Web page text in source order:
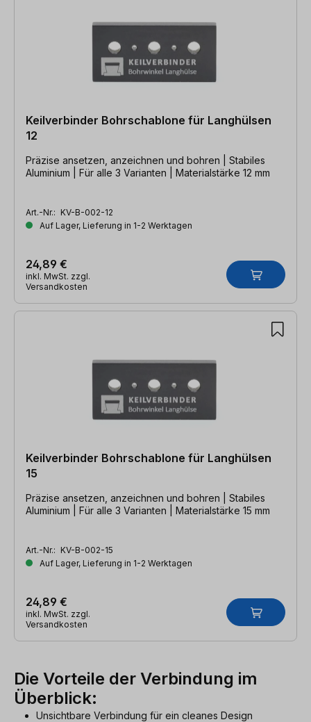
Keilverbinder Bohrschablone für Langhülsen
12
Präzise ansetzen, anzeichnen und bohren | Stabiles
Aluminium | Für alle 3 Varianten | Materialstärke 12 mm
Art.-Nr.: KV-B-002-12
Auf Lager, Lieferung in 1-2 Werktagen
24,89 €
inkl. MwSt. zzgl.
Versandkosten
Keilverbinder Bohrschablone für Langhülsen
15
Präzise ansetzen, anzeichnen und bohren | Stabiles
Aluminium | Für alle 3 Varianten | Materialstärke 15 mm
Art.-Nr.: KV-B-002-15
Auf Lager, Lieferung in 1-2 Werktagen
24,89 €
inkl. MwSt. zzgl.
Versandkosten
Die Vorteile der Verbindung im
Überblick:
Unsichtbare Verbindung für ein cleanes Design